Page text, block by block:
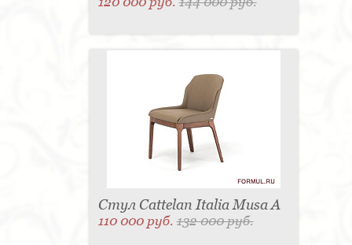
Стул Cattelan Italia Musa A
110 000 руб.132 000 руб.